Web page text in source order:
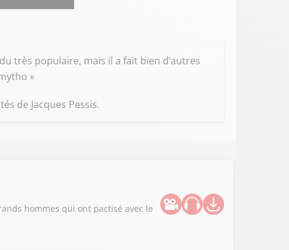
très populaire, mais il a fait bien d’autres
»
de Jacques Pessis.
hommes qui ont pactisé avec le